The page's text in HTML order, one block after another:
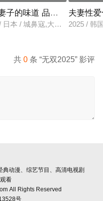
子的味道 品尝的上司
日本 / 城鼻寇,大泽透,中山健二
夫妻性
2025 / 韩
共0 条 “无双2025” 影评
动漫、综艺节目、高清电视剧
看
All Rights Reserved
号